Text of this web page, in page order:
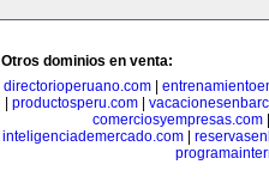
Otros dominios en venta:
directorioperuano.com
productosperu.com|
comerciosyempresas.com|
inteligenciademercado.com|